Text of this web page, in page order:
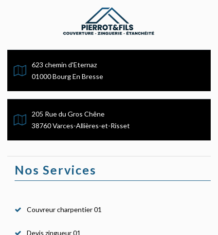
623 chemin d'Eternaz
01000 Bourg En Bresse
205 Rue du Gros Chêne
38760 Varces-Allières-et-Risset
Nos Services
Couvreur charpentier 01
Devis zingueur 01